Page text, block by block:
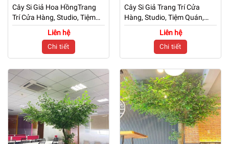
Cây Si Giả Hoa HồngTrang
Trí Cửa Hàng, Studio, Tiệm
Quán, Văn Phòng, Nhà Cửa
– Cao 3m5 – Mã: PN-
Liên hệ
Chi tiết
Cây Si Giả Trang Trí Cửa
Hàng, Studio, Tiệm Quán,
Văn Phòng, Nhà Cửa – Cao
3m – Mã: PN-CG0249
Liên hệ
Chi tiết